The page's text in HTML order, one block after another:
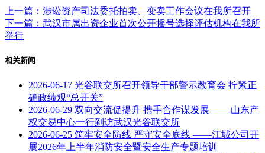
上一篇：涉讼资产司法委托拍卖、变卖工作会议在我所召开
下一篇：武汉市属出资企业首次公开摇号选择评估机构在我所
举行
相关新闻
2026-06-17 光谷联交所召开领导干部警示教育会 拧紧正
确政绩观“总开关”
2026-06-29 双向交流促提升 携手合作谋发展 ——山东产
权交易中心一行到访武汉光谷联交所
2026-06-25 筑牢安全防线 严守安全底线 ——江城公司开
展2026年上半年消防安全暨安全生产专题培训